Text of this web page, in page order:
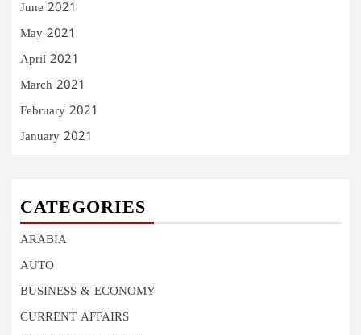
June 2021
May 2021
April 2021
March 2021
February 2021
January 2021
CATEGORIES
ARABIA
AUTO
BUSINESS & ECONOMY
CURRENT AFFAIRS